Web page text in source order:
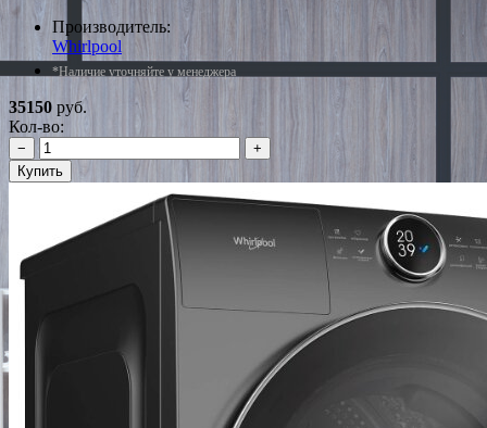
Производитель:
Whirlpool
*Наличие уточняйте у менеджера
35150 руб.
Кол-во:
−
+
Купить